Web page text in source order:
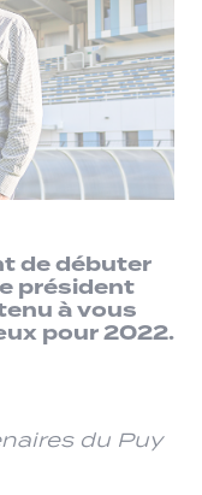
de débuter
président
à vous
pour 2022.
du Puy